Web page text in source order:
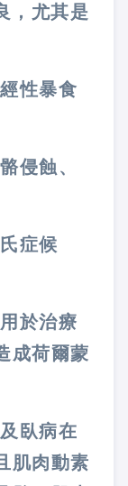
，尤其是
性暴食
侵蝕、
症候
於治療
成荷爾蒙
臥病在
肌肉動素